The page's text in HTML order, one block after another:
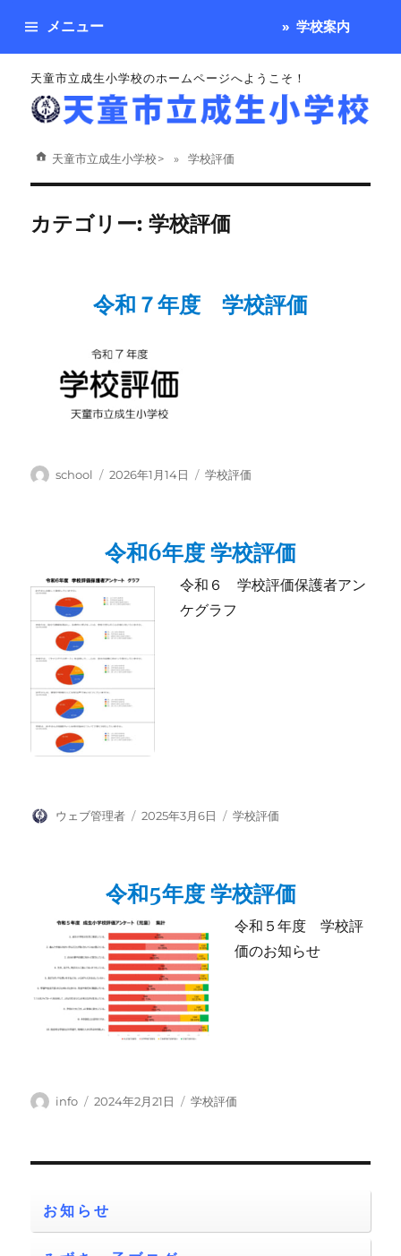
天童市立成生小学校のホームページへようこそ！
メニュー 学校案内
天童市立成生小学校 > 学校評価
カテゴリー:学校評価
令和７年度 学校評価
投
school
投
2026年1月14日
カ
ー
学校評価
令和6年度 学校評価
令和６ 学校評価保護者アン
ケグラフ
投
ウェブ管理者
投
2025年3月6日
カ
ー
学校評価
令和5年度 学校評価
令和５年度 学校評
価のお知らせ
投
info
投
2024年2月21日
カ
学校評価
お知らせ